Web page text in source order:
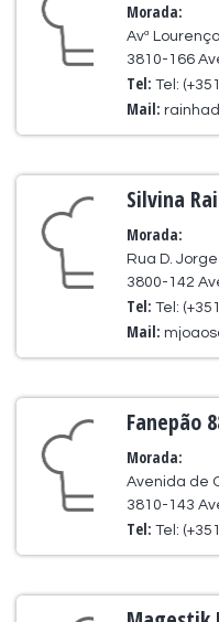
Morada:
Avª
3810-166
Tel:Tel:
Mail:
Silvina
Morada:
Rua D.
3800-142
Tel:Tel:
Mail:
Fanepão
Morada:
Avenida de
3810-143
Tel:Tel: